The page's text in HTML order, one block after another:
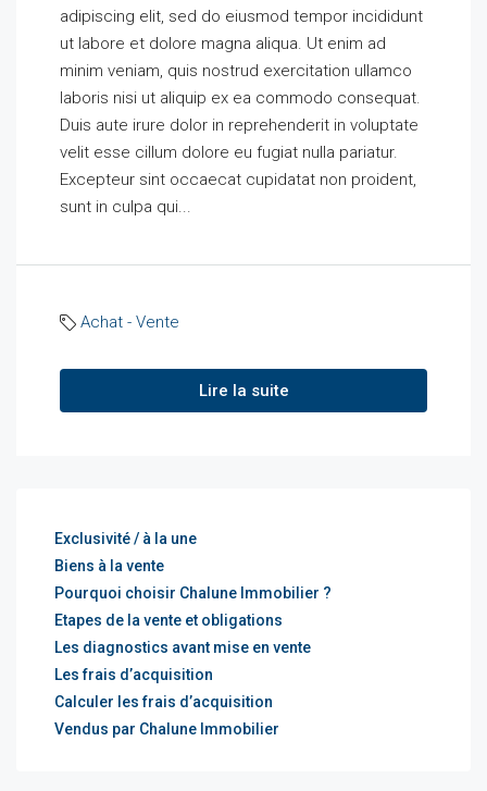
adipiscing elit, sed do eiusmod tempor incididunt
ut labore et dolore magna aliqua. Ut enim ad
minim veniam, quis nostrud exercitation ullamco
laboris nisi ut aliquip ex ea commodo consequat.
Duis aute irure dolor in reprehenderit in voluptate
velit esse cillum dolore eu fugiat nulla pariatur.
Excepteur sint occaecat cupidatat non proident,
sunt in culpa qui...
Achat - Vente
Lire la suite
Exclusivité / à la une
Biens à la vente
Pourquoi choisir Chalune Immobilier ?
Etapes de la vente et obligations
Les diagnostics avant mise en vente
Les frais d’acquisition
Calculer les frais d’acquisition
Vendus par Chalune Immobilier